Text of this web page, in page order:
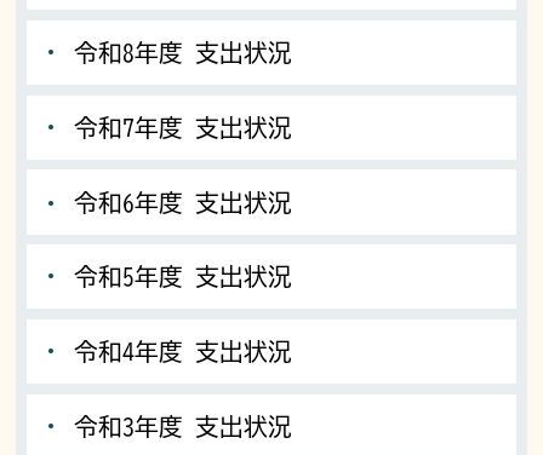
令和8年度 支出状況
令和7年度 支出状況
令和6年度 支出状況
令和5年度 支出状況
令和4年度 支出状況
令和3年度 支出状況